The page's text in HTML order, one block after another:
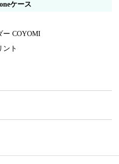
ケース
ー COYOMI
ント